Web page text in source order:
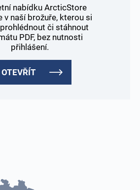
nabídku ArcticStore
v naší brožuře, kterou si
či stáhnout
PDF, bez nutnosti
přihlášení.
OTEVŘÍT